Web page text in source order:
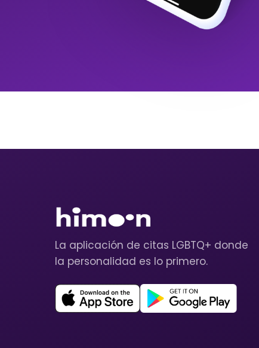
La aplicación de citas LGBTQ+ donde
la personalidad es lo primero.